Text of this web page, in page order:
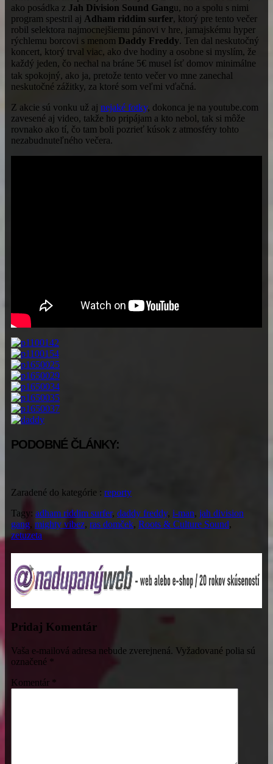
ako posádka z Jah Division Sound Gangu, no a spolu s nimi
program spestril aj Adham riddim surfer, ktorý pre tento večer
robil selektora najmocnejšiemu pánovi v hre, jamajskému hyper
rýchlemu borcovi s menom Daddy Freddy. Ten dal neskutočný
koncert, ktorý trval viac, ako dve hodiny a osobne si myslím, že
každý jeden, čo nechal na bráne 5€ musel ísť domov minimálne
tak spokojný, ako ja, pretože tento večer vo mne zanechal
neskutočné zážitky, za ktoré som veľmi vďačná.
Z akcie sú vonku už aj nejaké fotky, dokonca je na youtube.com
zavesené aj video, takže ho pripájam a kto nebol, tak si môže
rovnako ako tí, čo tam boli pozrieť kúsok z atmosféry tohto
nezabudnuteľného večera.
PODOBNÉ ČLÁNKY:
Zaradené do kategórie : reporty
Tagy: adham riddim surfer, daddy freddy, i-man, jah division
gang, mighty vibez, ras domček, Roots & Culture Sound,
zetuzeta
Pridaj Komentár
Vaša e-mailová adresa nebude zverejnená. Vyžadované polia sú
označené *
Komentár *